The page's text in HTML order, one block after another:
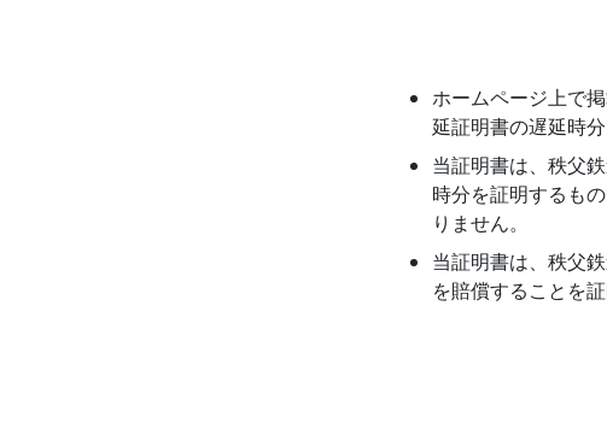
ホームページ上で
延証明書の遅延時
当証明書は、秩父
時分を証明するも
りません。
当証明書は、秩父
を賠償することを